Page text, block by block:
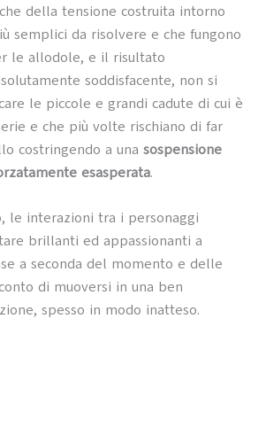
della tensione costruita intorno
semplici da risolvere e che fungono
le allodole, e il risultato
soddisfacente, non si
le piccole e grandi cadute di cui è
e che più volte rischiano di far
costringendo a una sospensione
esasperata.
le interazioni tra i personaggi
brillanti ed appassionanti a
a seconda del momento e delle
di muoversi in una ben
spesso in modo inatteso.